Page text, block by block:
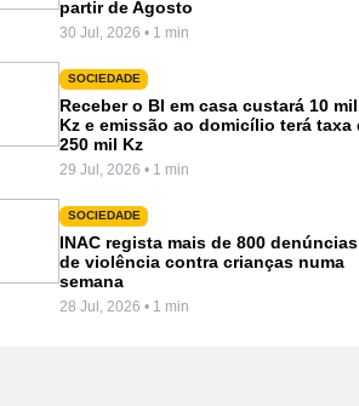
partir de Agosto
30 Jul, 2026 • 1 min
SOCIEDADE
Receber o BI em casa custará 10 mil
Kz e emissão ao domicílio terá taxa
250 mil Kz
29 Jul, 2026 • 1 min
SOCIEDADE
INAC regista mais de 800 denúncias
de violência contra crianças numa
semana
28 Jul, 2026 • 1 min